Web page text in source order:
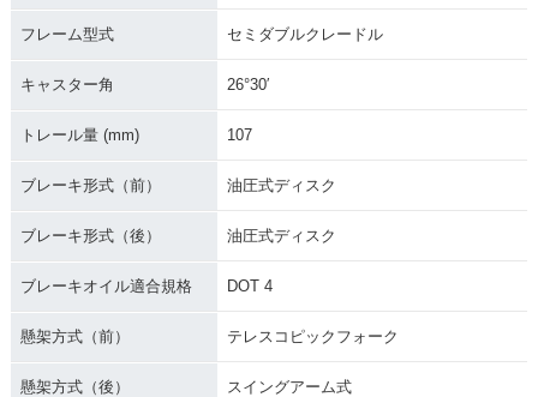
フレーム型式 セミダブルクレードル
キャスター角 26°30′
トレール量 (mm) 107
ブレーキ形式（前） 油圧式ディスク
ブレーキ形式（後） 油圧式ディスク
ブレーキオイル適合規格 DOT 4
懸架方式（前） テレスコピックフォーク
懸架方式（後） スイングアーム式